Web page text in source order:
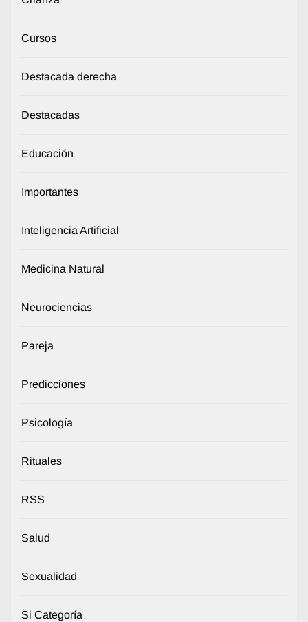
Cursos
Destacada derecha
Destacadas
Educación
Importantes
Inteligencia Artificial
Medicina Natural
Neurociencias
Pareja
Predicciones
Psicología
Rituales
RSS
Salud
Sexualidad
Si Categoría